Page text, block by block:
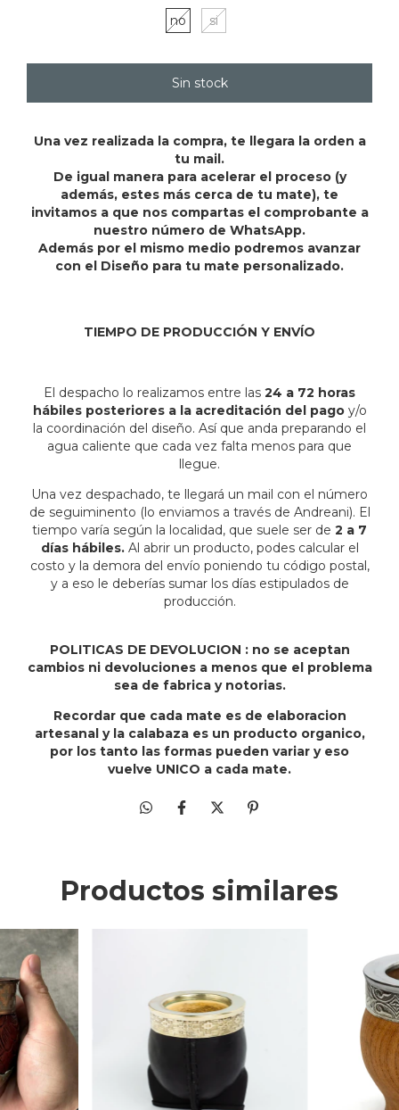
no
si
Una vez realizada la compra, te llegara la orden a
tu mail.
De igual manera para acelerar el proceso (y
además, estes más cerca de tu mate), te
invitamos a que nos compartas el comprobante a
nuestro número de WhatsApp.
Además por el mismo medio podremos avanzar
con el Diseño para tu mate personalizado.
TIEMPO DE PRODUCCIÓN Y ENVÍO
El despacho lo realizamos entre las 24 a 72 horas
hábiles posteriores a la acreditación del pago y/o
la coordinación del diseño. Así que anda preparando el
agua caliente que cada vez falta menos para que
llegue.
Una vez despachado, te llegará un mail con el número
de seguiminento (lo enviamos a través de Andreani). El
tiempo varía según la localidad, que suele ser de 2 a 7
días hábiles.Al abrir un producto, podes calcular el
costo y la demora del envío poniendo tu código postal,
y a eso le deberías sumar los días estipulados de
producción.
POLITICAS DE DEVOLUCION : no se aceptan
cambios ni devoluciones a menos que el problema
sea de fabrica y notorias.
Recordar que cada mate es de elaboracion
artesanal y la calabaza es un producto organico,
por los tanto las formas pueden variar y eso
vuelve UNICO a cada mate.
Productos similares